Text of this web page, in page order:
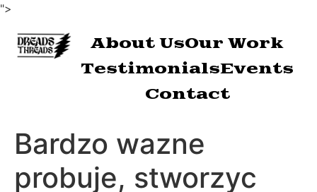
">
About UsOur Work
TestimonialsEvents
Contact
Bardzo wazne
probuje, stworzyc